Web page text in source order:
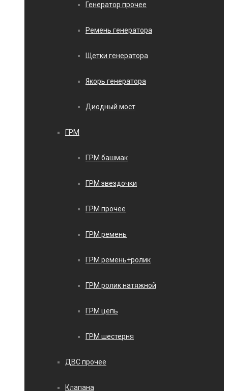
Генератор прочее
Ремень генератора
Щетки генератора
Якорь генератора
Диодный мост
ГРМ
ГРМ башмак
ГРМ звездочки
ГРМ прочее
ГРМ ремень
ГРМ ремень+ролик
ГРМ ролик натяжной
ГРМ цепь
ГРМ шестерня
ДВС прочее
Клапана